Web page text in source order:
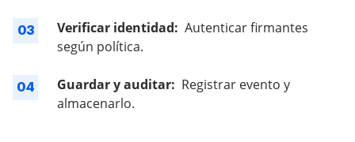
03 Verificar identidad: Autenticar firmantes
según política.
04 Guardar y auditar: Registrar evento y
almacenarlo.